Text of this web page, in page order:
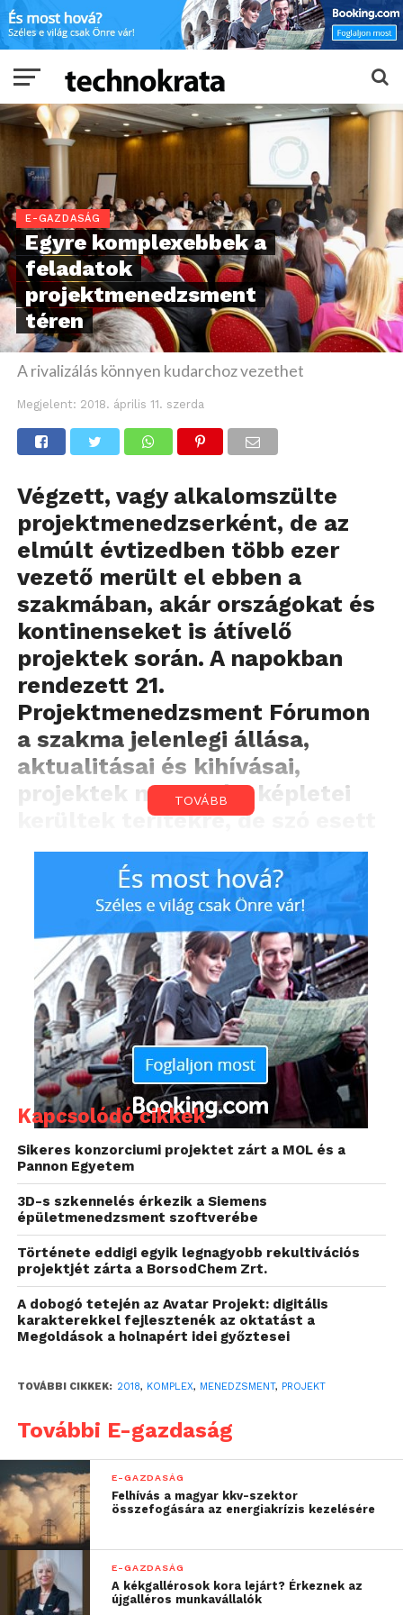
E-GAZDASÁG
Egyre komplexebbek a
feladatok
projektmenedzsment
téren
A rivalizálás könnyen kudarchoz vezethet
Megjelent: 2018. április 11. szerda
Végzett, vagy alkalomszülte
projektmenedzserként, de az
elmúlt évtizedben több ezer
vezető merült el ebben a
szakmában, akár országokat és
kontinenseket is átívelő
projektek során. A napokban
rendezett 21.
Projektmenedzsment Fórumon
a szakma jelenlegi állása,
aktualitásai és kihívásai,
projektek megoldási képletei
kerültek terítékre, de szó esett
a legújabb trendekről és
humánerőforrásbeli
kérdésekről is, kiemelten a soft
skillek (puha faktorok)
elhanyagolhatatlan
jelentőségéről.
Az PMI (Project Management Institute)
közelmúltban végzett felméréséből kiderül, hogy a
projekteknek mindössze 63%-a sikeres, a
FranklinCovey kiegészítő kutatása pedig arra világít
rá, hogy a kudarc oka közel 50%-ban a megfelelő
emberi készségek hiánya. Ennek megfelelően, ha
ide értve a csapatorientációt, kommunikációs és
problémamegoldást és konfliktuskezelést, az
motiváltságot és motiváló képességet, valamint a
kreativitást – a birtokában vannak,a sikerhez
vezető út felét már meg is járta.
Az eredményességet természetes módon sok
körülmény befolyásolhatja, ugyanakkor az alapok, a
feladat és a cél körültekintő tisztázása után a projekt
TOVÁBB
Kapcsolódó cikkek
Sikeres konzorciumi projektet zárt a MOL és a
Pannon Egyetem
3D-s szkennelés érkezik a Siemens
épületmenedzsment szoftverébe
Története eddigi egyik legnagyobb rekultivációs
projektjét zárta a BorsodChem Zrt.
A dobogó tetején az Avatar Projekt: digitális
karakterekkel fejlesztenék az oktatást a
Megoldások a holnapért idei győztesei
TOVÁBBI CIKKEK: 2018, KOMPLEX, MENEDZSMENT, PROJEKT
További E-gazdaság
E-GAZDASÁG
Felhívás a magyar kkv-szektor
összefogására az energiakrízis kezelésére
E-GAZDASÁG
A kékgallérosok kora lejárt? Érkeznek az
újgalléros munkavállalók